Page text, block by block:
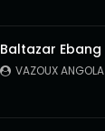
Baltazar Ebang
VAZOUX ANGOLA